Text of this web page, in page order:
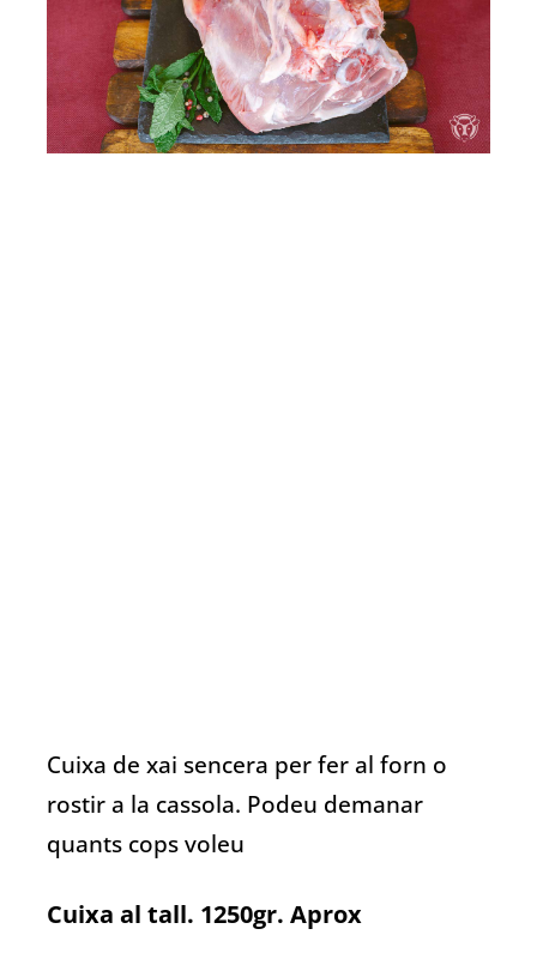
Cuixa de xai sencera per fer al forn o
rostir a la cassola. Podeu demanar
quants cops voleu
Cuixa al tall. 1250gr. Aprox